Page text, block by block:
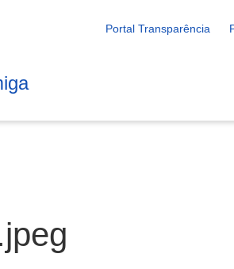
Portal Transparência